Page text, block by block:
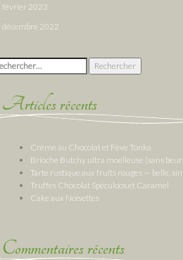
février 2023
décembre 2022
:
Articles récents
Crème au Chocolat et Fève Tonka
Brioche Butchy ultra moelleuse (sans
Tarte rustique aux fruits rouges — belle,
Truffes Chocolat Spéculoos et Caramel
Cake aux Noisettes
Commentaires récents